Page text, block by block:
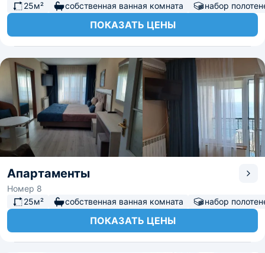
25м²
собственная ванная комната набор
ПОКАЗАТЬ ЦЕНЫ
Апартаменты
Номер 8
25м²
собственная ванная комната набор
ПОКАЗАТЬ ЦЕНЫ